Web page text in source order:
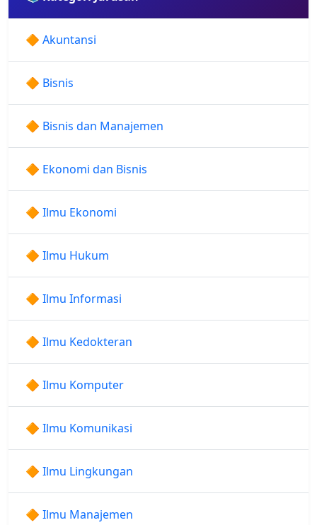
🔶 Akuntansi
🔶 Bisnis
🔶 Bisnis dan Manajemen
🔶 Ekonomi dan Bisnis
🔶 Ilmu Ekonomi
🔶 Ilmu Hukum
🔶 Ilmu Informasi
🔶 Ilmu Kedokteran
🔶 Ilmu Komputer
🔶 Ilmu Komunikasi
🔶 Ilmu Lingkungan
🔶 Ilmu Manajemen